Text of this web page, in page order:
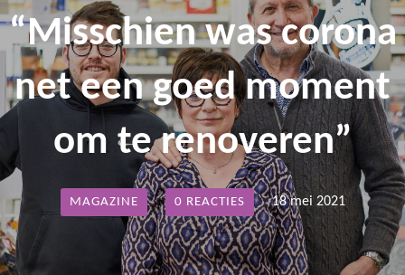
“Misschien was corona
net een goed moment
om te renoveren”
MAGAZINE 0 REACTIES 18 mei 2021